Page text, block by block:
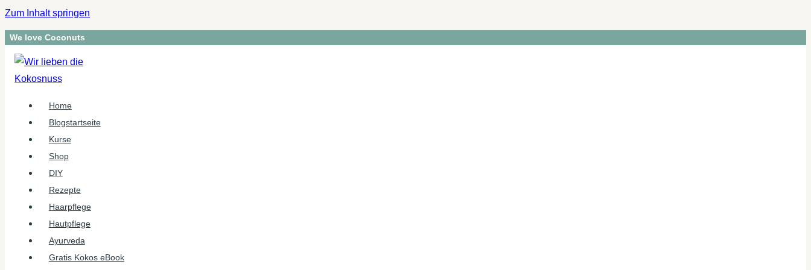
Zum Inhalt springen
We love Coconuts
Home
Blogstartseite
Kurse
Shop
DIY
Rezepte
Haarpflege
Hautpflege
Ayurveda
Gratis Kokos eBook